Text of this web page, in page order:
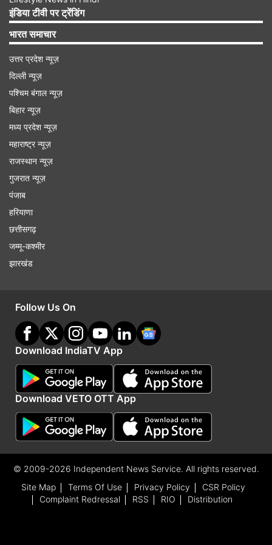
मामले अक्सर सामने आते रहे हैं। (एपी)
यह भी पढ़ें
इजरायली सेना को मिली बड़ी कामयाबी, हमास के चीफ ऑफ
इजरायल ने सीरिया में फिर बरसाया बम, हवाई हमले में
चरमपंथियों के कई ठिकाने तबाह
Advertisement
इंडिया टीवी पर ट्रेंडिंग
भारत समाचार
उत्तर प्रदेश न्यूज़
दिल्ली न्यूज़
पश्चिम बंगाल न्यूज़
बिहार न्यूज़
मध्य प्रदेश न्यूज़
महाराष्ट्र न्यूज़
राजस्थान न्यूज़
गुजरात न्यूज़
पंजाब
हरियाणा
छत्तीसगढ़
जम्मू-कश्मीर
झारखंड
Follow Us On
Download IndiaTV App
Download VETO OTT App
© 2009-2026 Independent News Service. All rights reserved.
Site Map
Terms Of Use Privacy Policy
CSR Policy
Complaint Redressal
RSS RIO Distribution